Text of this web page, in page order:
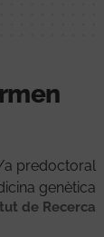
predoctoral
genètica
de Recerca